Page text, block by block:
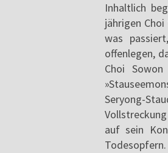
Inhaltlich
jährigen
was
offenlegen,
Choi
Seryong-
auf sein
Todesopfern.